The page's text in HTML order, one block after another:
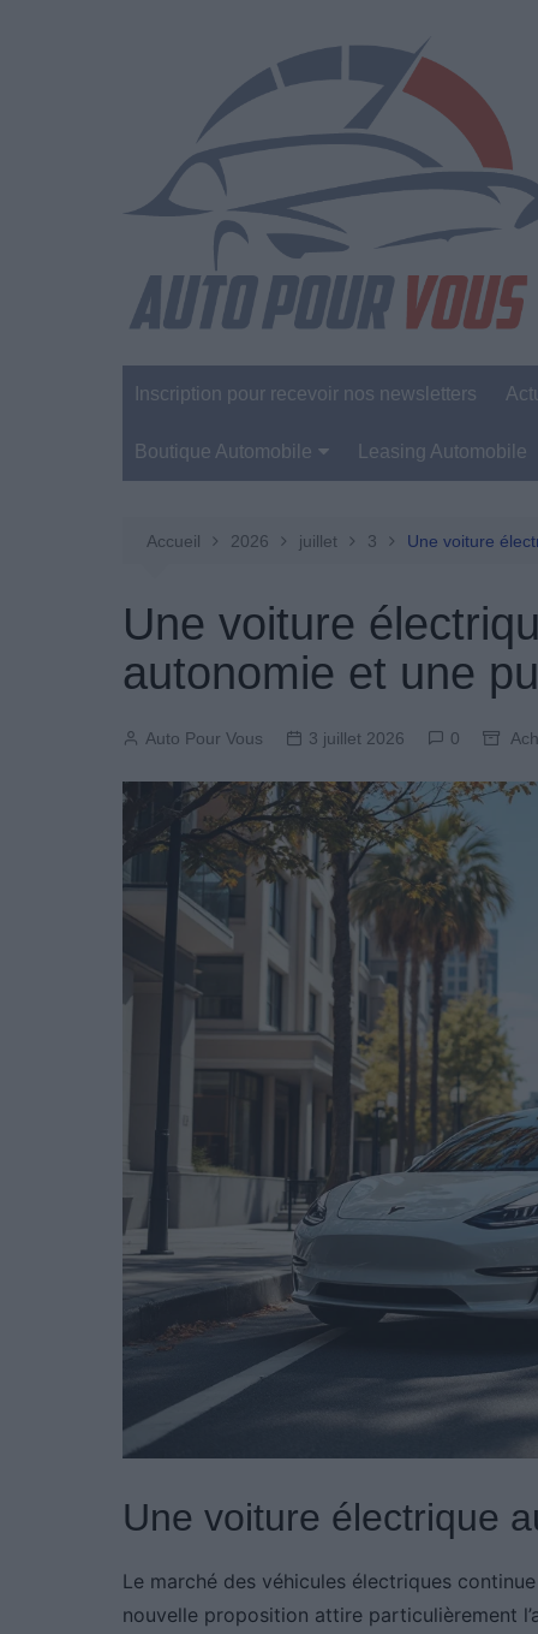
Inscription pour recevoir nos newsletters
Boutique Automobile
Entretien Automobile
Produits Boutique
Leasing Automobile
Accueil 2026 juillet 3 Une voiture
Une voiture
autonomie et une
Auto Pour Vous 3 juillet 2026 0
Une voiture électrique
Le marché des véhicules électriques
nouvelle proposition attire particulièrement